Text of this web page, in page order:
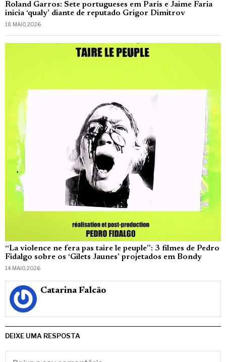
Roland Garros: Sete portugueses em Paris e Jaime Faria
inicia ‘qualy’ diante de reputado Grigor Dimitrov
18 MAIO, 2026
“La violence ne fera pas taire le peuple”: 3 filmes de Pedro
Fidalgo sobre os ‘Gilets Jaunes’ projetados em Bondy
14 MAIO, 2026
Catarina Falcão
DEIXE UMA RESPOSTA